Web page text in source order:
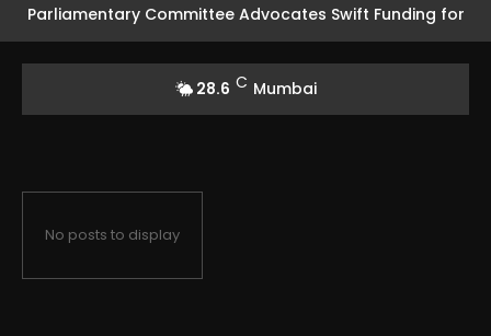
Parliamentary Committee Advocates Swift Funding for
28.6 C Mumbai
No posts to display